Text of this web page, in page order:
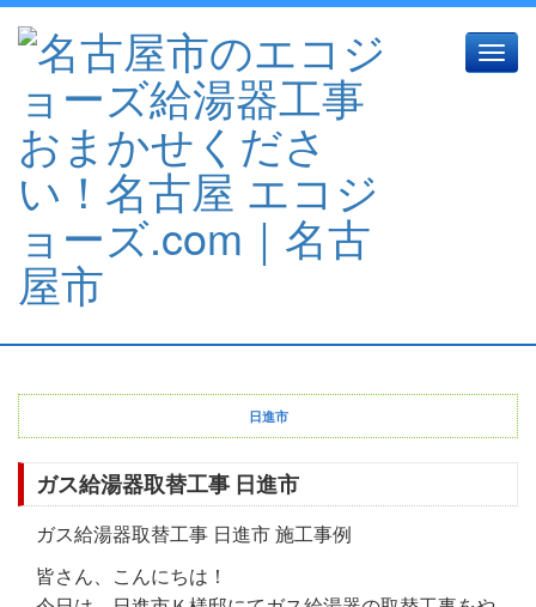
Toggle
日進市
ガス給湯器取替工事 日進市
ガス給湯器取替工事 日進市 施工事例
皆さん、こんにちは！